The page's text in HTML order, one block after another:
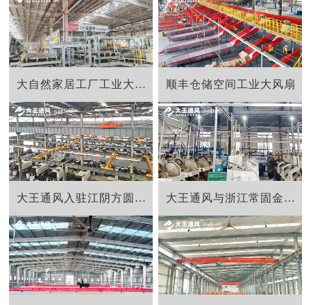
大自然家居工厂工业大吊扇 顺丰仓储空间工业大风扇
大王通风入驻江阴方圆环锻法兰生产工厂 大王通风与浙江常固金属合力打造舒适生产车间